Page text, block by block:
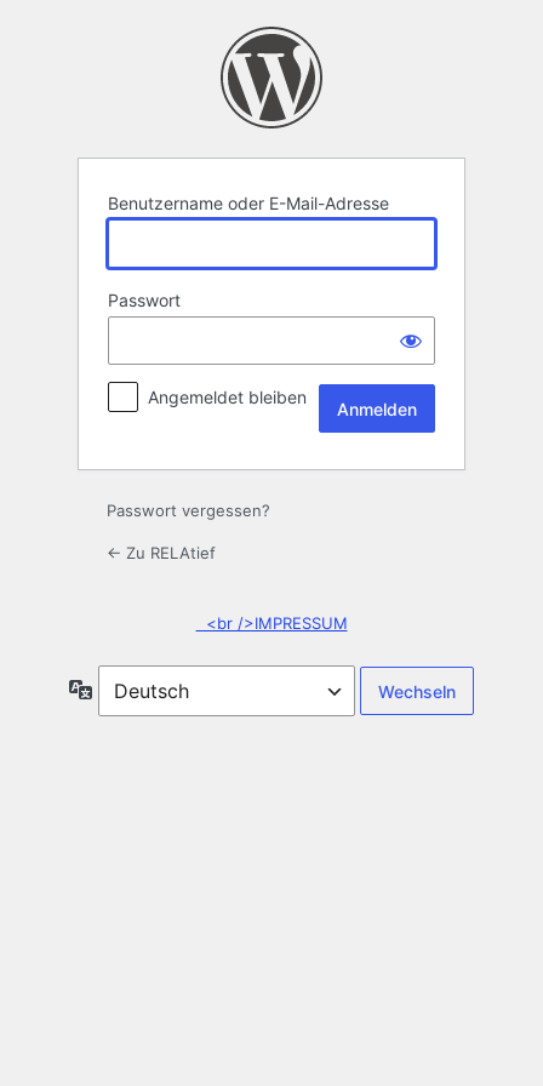
Benutzername oder E-Mail-Adresse
Passwort
Angemeldet bleiben
Passwort vergessen?
← Zu RELAtief
<br />IMPRESSUM
Sprache